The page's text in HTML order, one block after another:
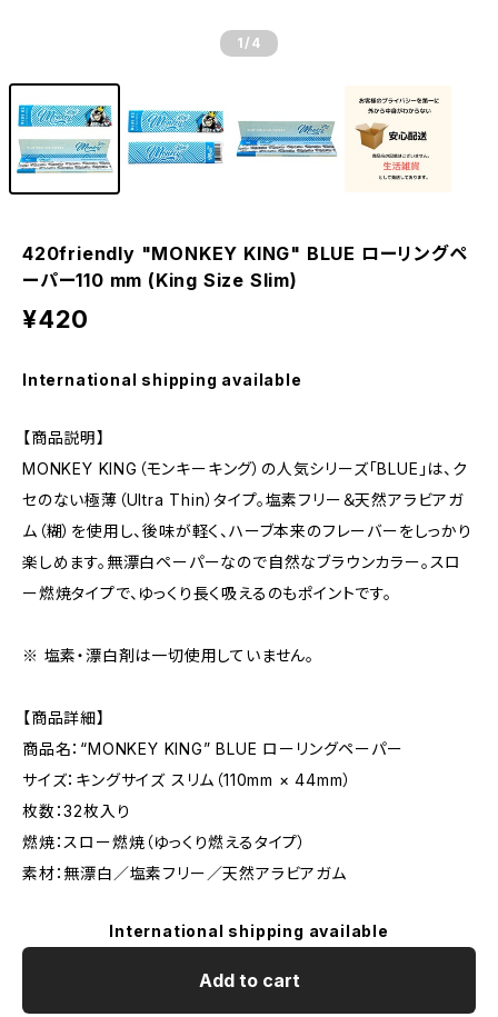
1 /4
420friendly "MONKEY KING" BLUE ローリングペ
ーパー110 mm (King Size Slim)
¥420
International shipping available
【商品説明】
MONKEY KING（モンキーキング）の人気シリーズ「BLUE」は、ク
セのない極薄（Ultra Thin）タイプ。塩素フリー＆天然アラビアガ
ム（糊）を使用し、後味が軽く、ハーブ本来のフレーバーをしっかり
楽しめます。無漂白ペーパーなので自然なブラウンカラー。スロ
ー燃焼タイプで、ゆっくり長く吸えるのもポイントです。
※ 塩素・漂白剤は一切使用していません。
【商品詳細】
商品名：“MONKEY KING” BLUE ローリングペーパー
サイズ：キングサイズ スリム（110mm × 44mm）
枚数：32枚入り
燃焼：スロー燃焼（ゆっくり燃えるタイプ）
素材：無漂白／塩素フリー／天然アラビアガム
International shipping available
Add to cart